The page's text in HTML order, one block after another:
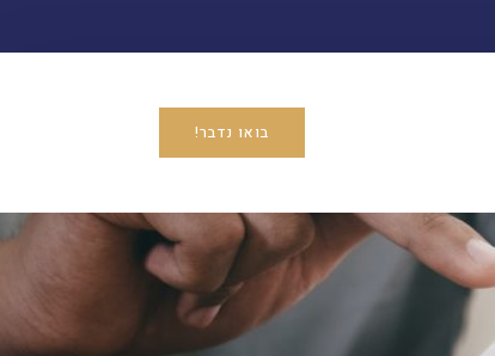
בואו נדבר!